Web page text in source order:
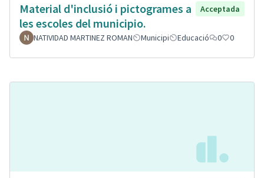
Material d'inclusió i pictogrames a
les escoles del municipio.
Acceptada
NATIVIDAD MARTINEZ ROMAN Municipi Educació 0 0